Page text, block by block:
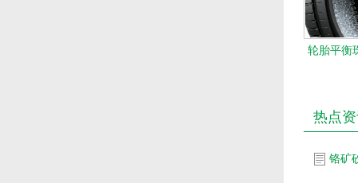
轮胎平衡
热点
铬矿